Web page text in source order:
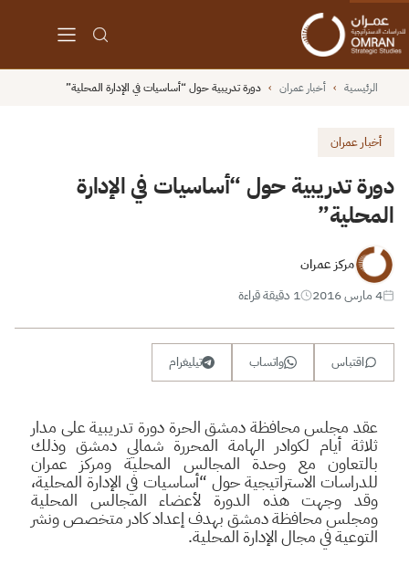
الرئيسية › أخبار عمران › دورة تدريبية حول “أساسيات في الإدارة المحلية”
أخبار عمران
دورة تدريبية حول “أساسيات في الإدارة
المحلية”
مركز عمران
4 مارس 2016
1 دقيقة قراءة
اقتباس واتساب تيليغرام
عقد مجلس محافظة دمشق الحرة دورة تدريبية على مدار
ثلاثة أيام لكوادر الهامة المحررة شمالي دمشق وذلك
بالتعاون مع وحدة المجالس المحلية ومركز عمران
للدراسات الاستراتيجية حول “أساسيات في الإدارة المحلية،
وقد وجهت هذه الدورة لأعضاء المجالس المحلية
ومجلس محافظة دمشق بهدف إعداد كادر متخصص ونشر
التوعية في مجال الإدارة المحلية.